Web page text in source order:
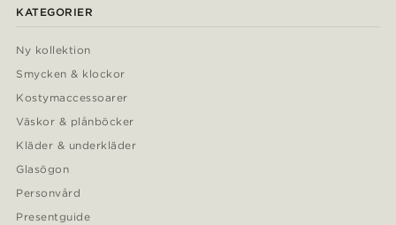
KATEGORIER
Ny kollektion
Smycken & klockor
Kostymaccessoarer
Väskor & plånböcker
Kläder & underkläder
Glasögon
Personvård
Presentguide